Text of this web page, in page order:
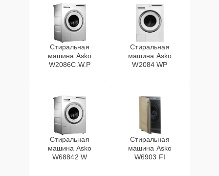
Стиральная
машина Asko
W2086C.W.P
Стиральная
машина Asko
W2084 WP
Стиральная
машина Asko
W68842 W
Стиральная
машина Asko
W6903 FI